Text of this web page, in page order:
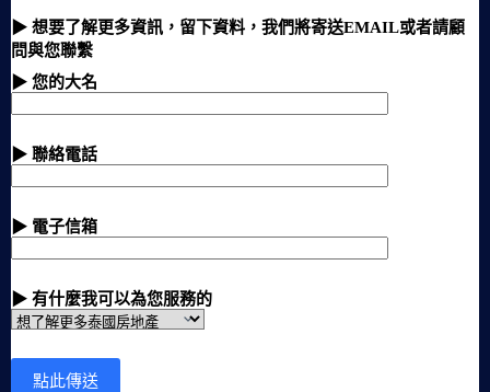
▶ 想要了解更多資訊，留下資料，我們將寄送EMAIL或者請顧
問與您聯繫
▶ 您的大名
▶ 聯絡電話
▶ 電子信箱
▶ 有什麼我可以為您服務的